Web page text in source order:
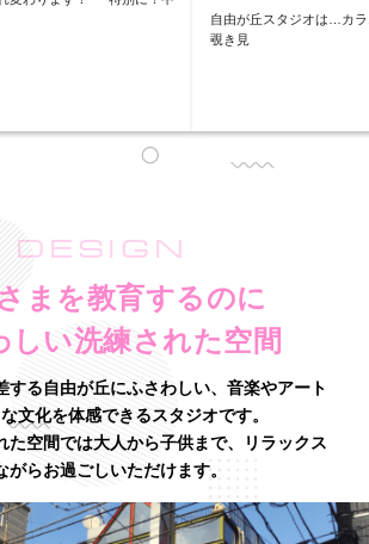
自由が丘スタジオは…カ
覗き見
DESIGN
まを教育するのに
しい洗練された空間
する自由が丘にふさわしい、音楽やアート
文化を体感できるスタジオです。
た空間では大人から子供まで、リラックス
がらお過ごしいただけます。